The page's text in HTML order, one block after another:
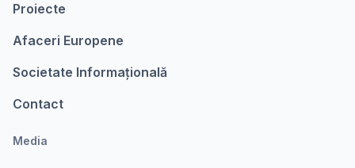
Proiecte
Afaceri Europene
Societate Informațională
Contact
Media